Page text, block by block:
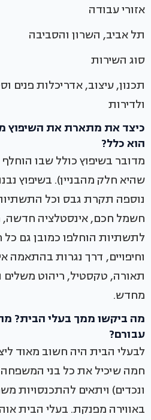
אזורי עבודה
תל אביב, השרון והסביבה
סוג השירות
תכנון, עיצוב, אדריכלות פנים
ולדירות
כיצד את מתארת את השיפוץ
הוא כלל?
מדובר בשיפוץ כולל שבו
שהיא חלק מהבניין). בשיפוץ
נוספה תקרת גבס וכל
חשמל חכם, אינסטלציה חדשה,
לתשתיות הוחלפו כמובן גם כל
וחיפויים, דרך נגרות בהתאמה
תאורה, טקסטיל, ריהוט משלים
מחדש.
מה ביקשו ממך בעלי הבית?
עבורם?
לבעלי הבית היה חשוב מאוד
חמה שיכיל את כל בני
ונכדים) ויתאים להתכנסויות
באווירה מפנקת. בעלי הבית